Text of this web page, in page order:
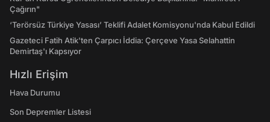
Çağırın"
‘Terörsüz Türkiye Yasası’ Teklifi Adalet Komisyonu'nda Kabul Edildi
Gazeteci Fatih Atik'ten Çarpıcı İddia: Çerçeve Yasa Selahattin
Demirtaş'ı Kapsıyor
Hızlı Erişim
Hava Durumu
Son Depremler Listesi